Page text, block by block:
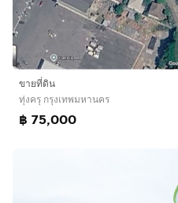
ขายที่ดิน
ทุ่งครุ กรุงเทพมหานคร
฿ 75,000